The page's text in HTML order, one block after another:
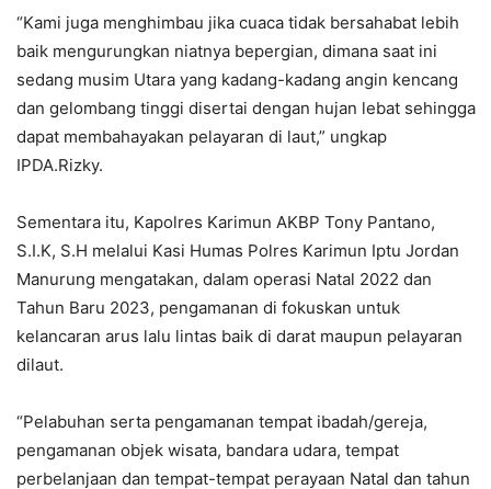
“Kami juga menghimbau jika cuaca tidak bersahabat lebih
baik mengurungkan niatnya bepergian, dimana saat ini
sedang musim Utara yang kadang-kadang angin kencang
dan gelombang tinggi disertai dengan hujan lebat sehingga
dapat membahayakan pelayaran di laut,” ungkap
IPDA.Rizky.
Sementara itu, Kapolres Karimun AKBP Tony Pantano,
S.I.K, S.H melalui Kasi Humas Polres Karimun Iptu Jordan
Manurung mengatakan, dalam operasi Natal 2022 dan
Tahun Baru 2023, pengamanan di fokuskan untuk
kelancaran arus lalu lintas baik di darat maupun pelayaran
dilaut.
“Pelabuhan serta pengamanan tempat ibadah/gereja,
pengamanan objek wisata, bandara udara, tempat
perbelanjaan dan tempat-tempat perayaan Natal dan tahun